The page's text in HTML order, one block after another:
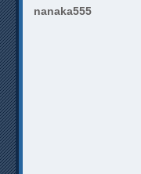
nanaka555